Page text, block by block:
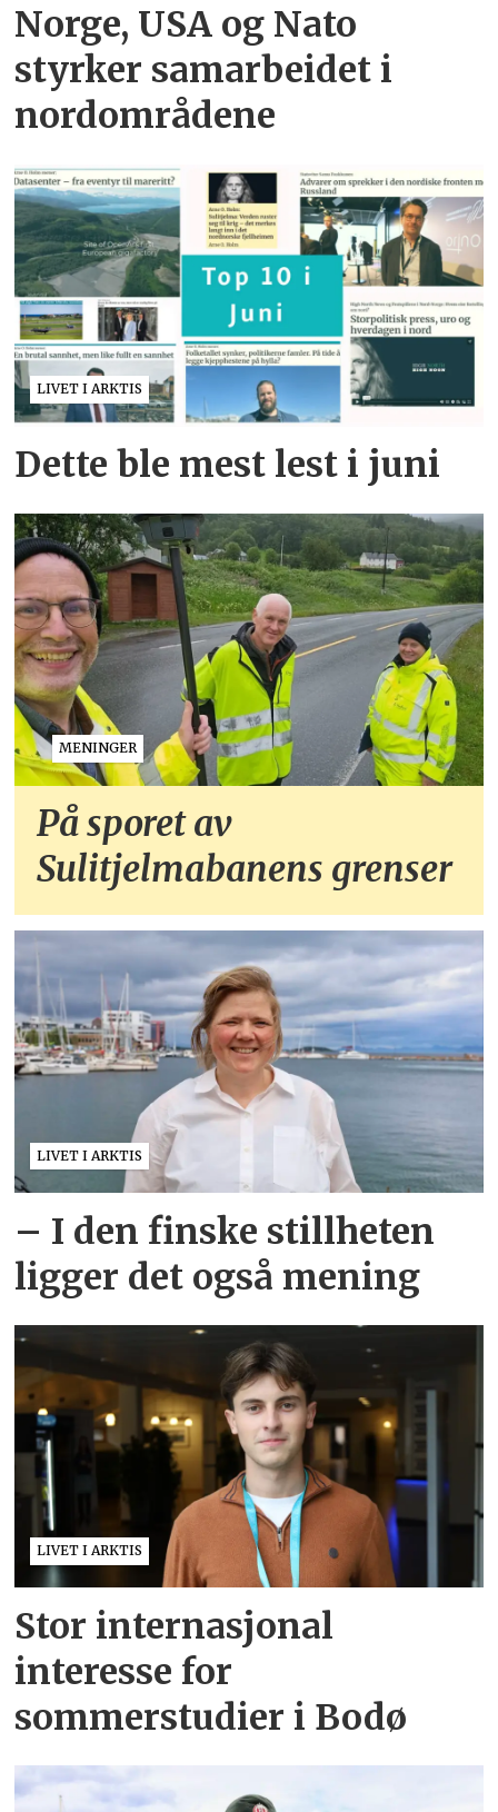
Norge, USA og Nato
styrker samarbeidet i
nordområdene
LIVET I ARKTIS
Dette ble mest lest i juni
MENINGER
På sporet av
Sulitjelmabanens grenser
LIVET I ARKTIS
– I den finske stillheten
ligger det også mening
LIVET I ARKTIS
Stor internasjonal
interesse for
sommerstudier i Bodø